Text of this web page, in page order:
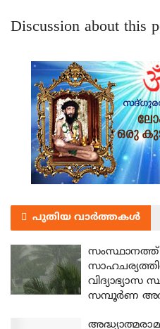
Discussion about this
പുതിയ വാർത്തകൾ
വിദ്യാഭ്യാസ
സമ്പൂർണ